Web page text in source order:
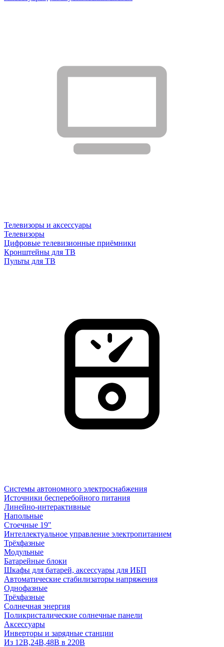
Телевизоры и аксессуары
Телевизоры
Цифровые телевизионные приёмники
Кронштейны для ТВ
Пульты для ТВ
Системы автономного электроснабжения
Источники бесперебойного питания
Линейно-интерактивные
Напольные
Стоечные 19"
Интеллектуальное управление электропитанием
Трёхфазные
Модульные
Батарейные блоки
Шкафы для батарей, аксессуары для ИБП
Автоматические стабилизаторы напряжения
Однофазные
Трёхфазные
Солнечная энергия
Поликристалические солнечные панели
Аксессуары
Инверторы и зарядные станции
Из 12В,24В,48В в 220В